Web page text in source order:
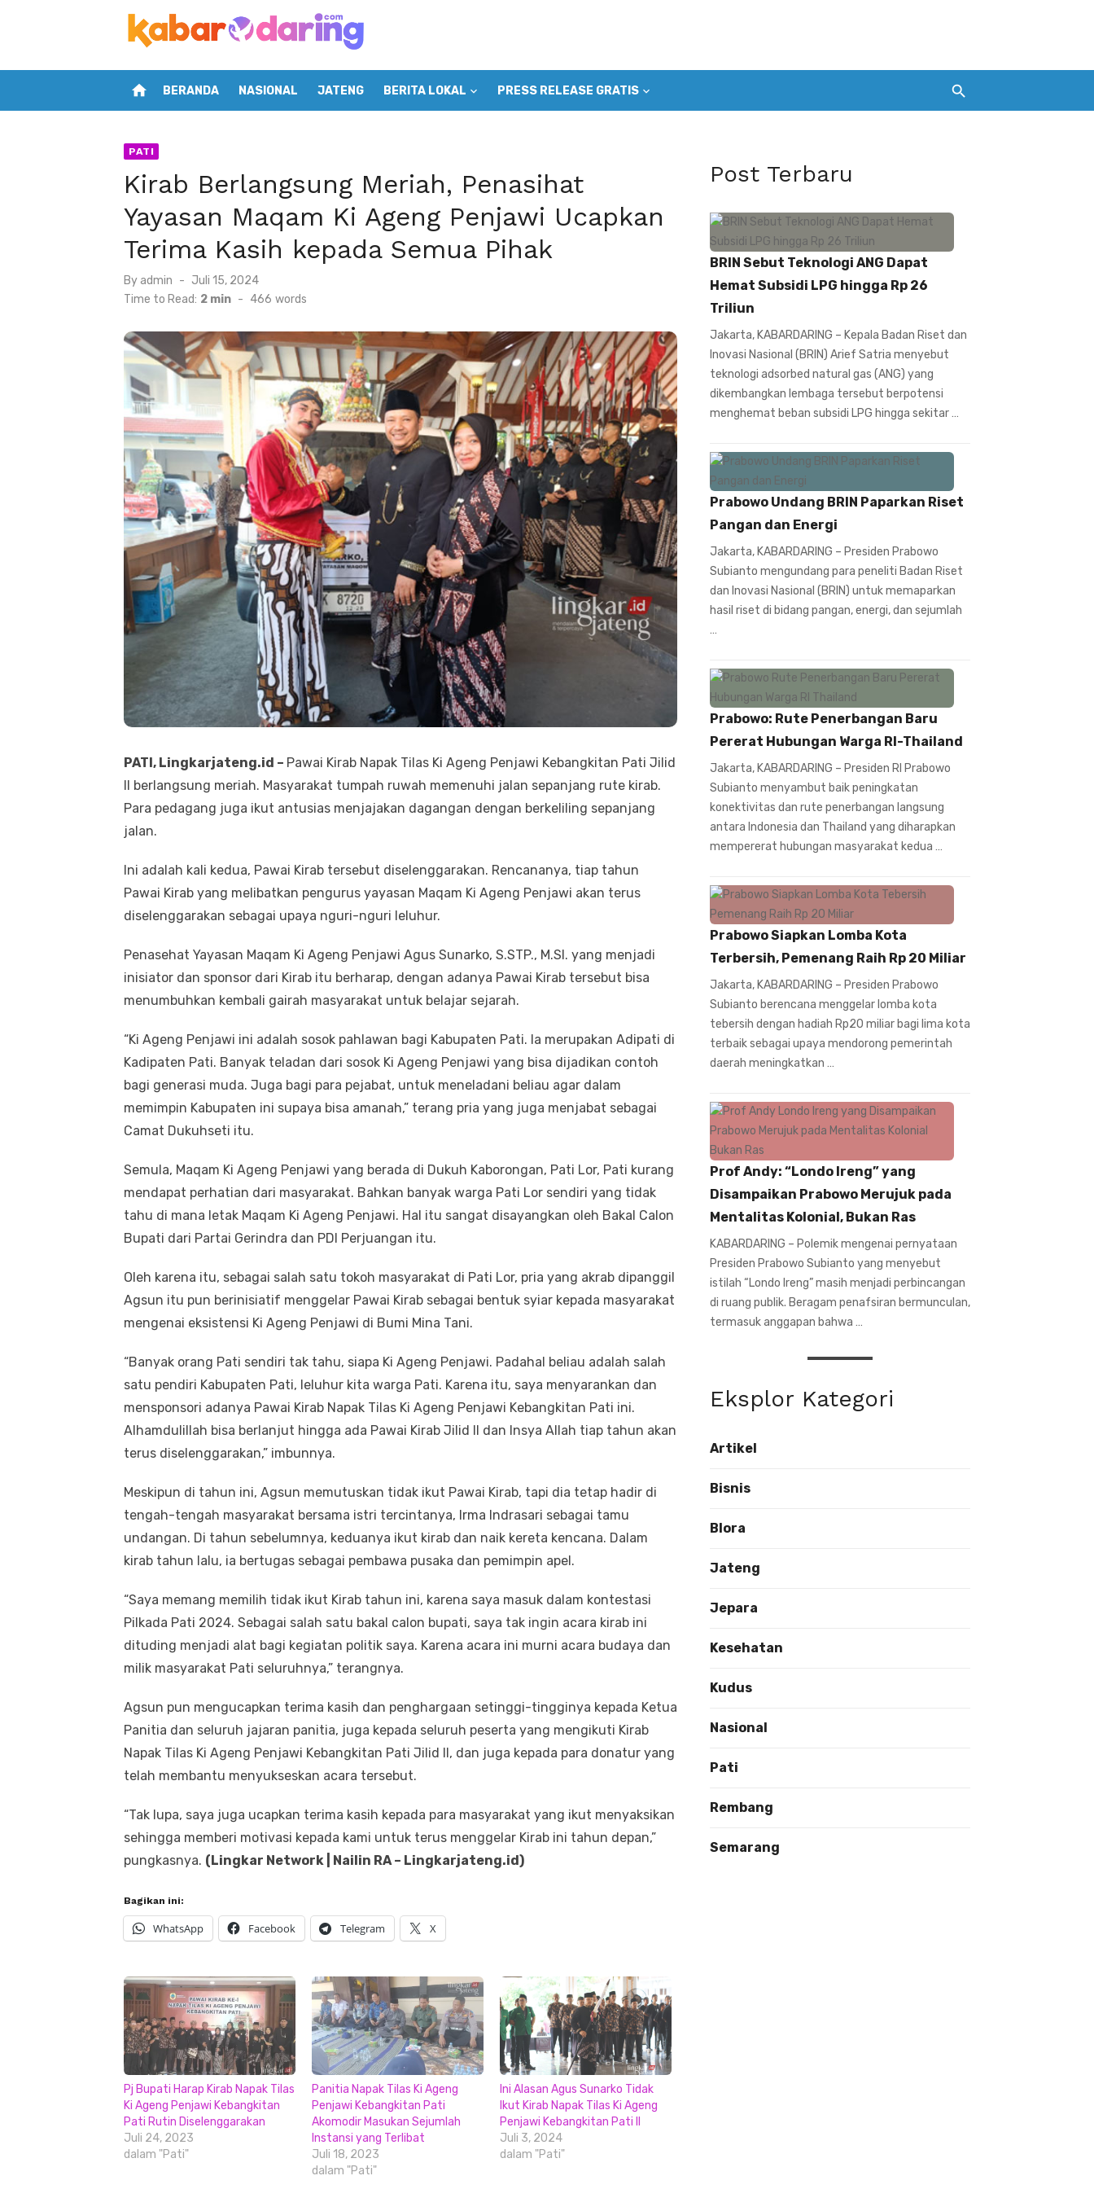
home BERANDA NASIONAL JATENG BERITA LOKAL PRESS RELEASE GRATIS
PATI
Kirab Berlangsung Meriah, Penasihat
Yayasan Maqam Ki Ageng Penjawi Ucapkan
Terima Kasih kepada Semua Pihak
By admin
Posted
on
Juli 15, 2024
Time to Read: 2 min - 466 words
PATI, Lingkarjateng.id – Pawai Kirab Napak Tilas Ki Ageng Penjawi Kebangkitan Pati Jilid
II berlangsung meriah. Masyarakat tumpah ruwah memenuhi jalan sepanjang rute kirab.
Para pedagang juga ikut antusias menjajakan dagangan dengan berkeliling sepanjang
jalan.
Ini adalah kali kedua, Pawai Kirab tersebut diselenggarakan. Rencananya, tiap tahun
Pawai Kirab yang melibatkan pengurus yayasan Maqam Ki Ageng Penjawi akan terus
diselenggarakan sebagai upaya nguri-nguri leluhur.
Penasehat Yayasan Maqam Ki Ageng Penjawi Agus Sunarko, S.STP., M.SI. yang menjadi
inisiator dan sponsor dari Kirab itu berharap, dengan adanya Pawai Kirab tersebut bisa
menumbuhkan kembali gairah masyarakat untuk belajar sejarah.
“Ki Ageng Penjawi ini adalah sosok pahlawan bagi Kabupaten Pati. Ia merupakan Adipati di
Kadipaten Pati. Banyak teladan dari sosok Ki Ageng Penjawi yang bisa dijadikan contoh
bagi generasi muda. Juga bagi para pejabat, untuk meneladani beliau agar dalam
memimpin Kabupaten ini supaya bisa amanah,” terang pria yang juga menjabat sebagai
Camat Dukuhseti itu.
Semula, Maqam Ki Ageng Penjawi yang berada di Dukuh Kaborongan, Pati Lor, Pati kurang
mendapat perhatian dari masyarakat. Bahkan banyak warga Pati Lor sendiri yang tidak
tahu di mana letak Maqam Ki Ageng Penjawi. Hal itu sangat disayangkan oleh Bakal Calon
Bupati dari Partai Gerindra dan PDI Perjuangan itu.
Oleh karena itu, sebagai salah satu tokoh masyarakat di Pati Lor, pria yang akrab dipanggil
Agsun itu pun berinisiatif menggelar Pawai Kirab sebagai bentuk syiar kepada masyarakat
mengenai eksistensi Ki Ageng Penjawi di Bumi Mina Tani.
“Banyak orang Pati sendiri tak tahu, siapa Ki Ageng Penjawi. Padahal beliau adalah salah
satu pendiri Kabupaten Pati, leluhur kita warga Pati. Karena itu, saya menyarankan dan
mensponsori adanya Pawai Kirab Napak Tilas Ki Ageng Penjawi Kebangkitan Pati ini.
Alhamdulillah bisa berlanjut hingga ada Pawai Kirab Jilid II dan Insya Allah tiap tahun akan
terus diselenggarakan,” imbunnya.
Meskipun di tahun ini, Agsun memutuskan tidak ikut Pawai Kirab, tapi dia tetap hadir di
tengah-tengah masyarakat bersama istri tercintanya, Irma Indrasari sebagai tamu
undangan. Di tahun sebelumnya, keduanya ikut kirab dan naik kereta kencana. Dalam
kirab tahun lalu, ia bertugas sebagai pembawa pusaka dan pemimpin apel.
“Saya memang memilih tidak ikut Kirab tahun ini, karena saya masuk dalam kontestasi
Pilkada Pati 2024. Sebagai salah satu bakal calon bupati, saya tak ingin acara kirab ini
dituding menjadi alat bagi kegiatan politik saya. Karena acara ini murni acara budaya dan
milik masyarakat Pati seluruhnya,” terangnya.
Agsun pun mengucapkan terima kasih dan penghargaan setinggi-tingginya kepada Ketua
Panitia dan seluruh jajaran panitia, juga kepada seluruh peserta yang mengikuti Kirab
Napak Tilas Ki Ageng Penjawi Kebangkitan Pati Jilid II, dan juga kepada para donatur yang
telah membantu menyukseskan acara tersebut.
“Tak lupa, saya juga ucapkan terima kasih kepada para masyarakat yang ikut menyaksikan
sehingga memberi motivasi kepada kami untuk terus menggelar Kirab ini tahun depan,”
pungkasnya. (Lingkar Network | Nailin RA – Lingkarjateng.id)
Bagikan ini:
WhatsApp Facebook Telegram X
Pj Bupati Harap Kirab Napak Tilas
Ki Ageng Penjawi Kebangkitan
Pati Rutin Diselenggarakan
Juli 24, 2023
dalam "Pati"
Panitia Napak Tilas Ki Ageng
Penjawi Kebangkitan Pati
Akomodir Masukan Sejumlah
Instansi yang Terlibat
Juli 18, 2023
dalam "Pati"
Ini Alasan Agus Sunarko Tidak
Ikut Kirab Napak Tilas Ki Ageng
Penjawi Kebangkitan Pati II
Juli 3, 2024
dalam "Pati"
Post Terbaru
BRIN Sebut Teknologi ANG Dapat
Hemat Subsidi LPG hingga Rp 26
Triliun
Jakarta, KABARDARING – Kepala Badan Riset dan
Inovasi Nasional (BRIN) Arief Satria menyebut
teknologi adsorbed natural gas (ANG) yang
dikembangkan lembaga tersebut berpotensi
menghemat beban subsidi LPG hingga sekitar …
Prabowo Undang BRIN Paparkan Riset
Pangan dan Energi
Jakarta, KABARDARING – Presiden Prabowo
Subianto mengundang para peneliti Badan Riset
dan Inovasi Nasional (BRIN) untuk memaparkan
hasil riset di bidang pangan, energi, dan sejumlah
…
Prabowo: Rute Penerbangan Baru
Pererat Hubungan Warga RI-Thailand
Jakarta, KABARDARING – Presiden RI Prabowo
Subianto menyambut baik peningkatan
konektivitas dan rute penerbangan langsung
antara Indonesia dan Thailand yang diharapkan
mempererat hubungan masyarakat kedua …
Prabowo Siapkan Lomba Kota
Terbersih, Pemenang Raih Rp 20 Miliar
Jakarta, KABARDARING – Presiden Prabowo
Subianto berencana menggelar lomba kota
tebersih dengan hadiah Rp20 miliar bagi lima kota
terbaik sebagai upaya mendorong pemerintah
daerah meningkatkan …
Prof Andy: “Londo Ireng” yang
Disampaikan Prabowo Merujuk pada
Mentalitas Kolonial, Bukan Ras
KABARDARING – Polemik mengenai pernyataan
Presiden Prabowo Subianto yang menyebut
istilah “Londo Ireng” masih menjadi perbincangan
di ruang publik. Beragam penafsiran bermunculan,
termasuk anggapan bahwa …
Eksplor Kategori
Artikel
Bisnis
Blora
Jateng
Jepara
Kesehatan
Kudus
Nasional
Pati
Rembang
Semarang